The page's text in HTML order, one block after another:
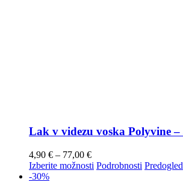
Lak v videzu voska Polyvine –
4,90 € – 77,00 €
Izberite možnosti Podrobnosti Predogled
-30%